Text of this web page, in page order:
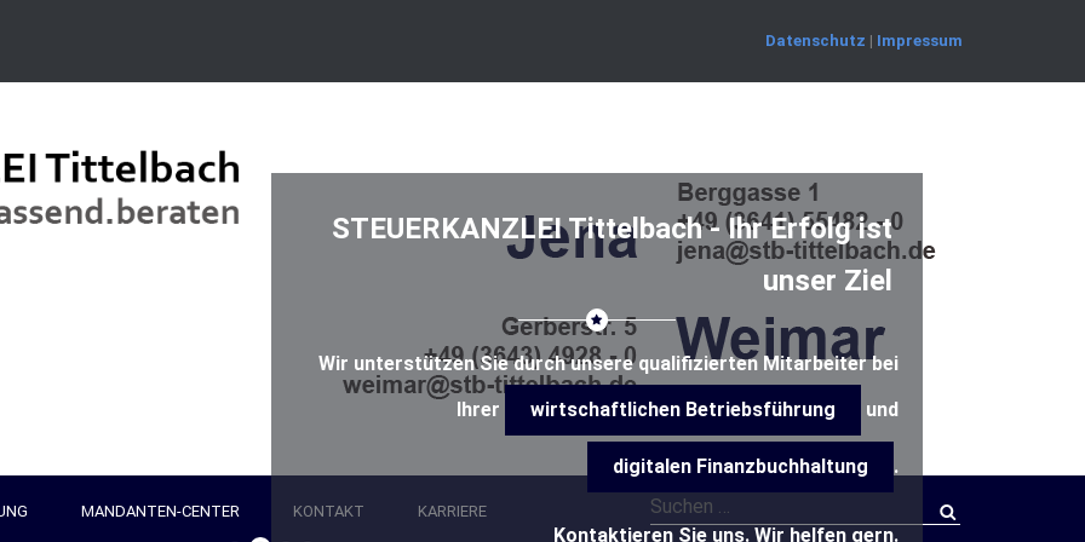
Datenschutz | Impressum
MANDANTEN-CENTER KONTAKT KARRIERE
Suchen
nach:
STEUERKANZLEI Tittelbach - Ihr Erfolg ist
unser Ziel
Wir unterstützen Sie durch unsere qualifizierten Mitarbeiter bei
Ihrer
wirtschaftlichen Betriebsführung und
digitalen Finanzbuchhaltung .
Kontaktieren Sie uns. Wir helfen gern.